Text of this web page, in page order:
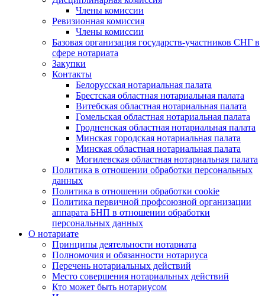
Члены комиссии
Ревизионная комиссия
Члены комиссии
Базовая организация государств-участников СНГ в
сфере нотариата
Закупки
Контакты
Белорусская нотариальная палата
Брестская областная нотариальная палата
Витебская областная нотариальная палата
Гомельская областная нотариальная палата
Гродненская областная нотариальная палата
Минская городская нотариальная палата
Минская областная нотариальная палата
Могилевская областная нотариальная палата
Политика в отношении обработки персональных
данных
Политика в отношении обработки cookie
Политика первичной профсоюзной организации
аппарата БНП в отношении обработки
персональных данных
О нотариате
Принципы деятельности нотариата
Полномочия и обязанности нотариуса
Перечень нотариальных действий
Место совершения нотариальных действий
Кто может быть нотариусом